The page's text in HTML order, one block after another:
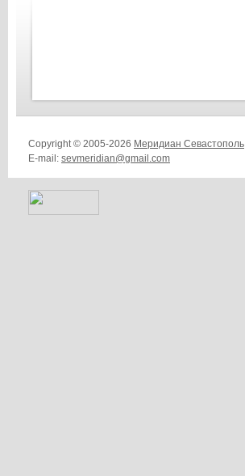
Copyright © 2005-2026 Меридиан Севастополь
E-mail: sevmeridian@gmail.com